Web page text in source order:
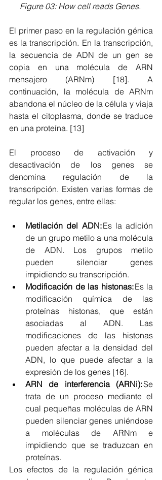
Figure 03: How cell reads Genes.
El primer paso en la regulación génica
es la transcripción. En la transcripción,
la secuencia de ADN de un gen se
copia en una molécula de ARN
mensajero (ARNm) [18]. A
continuación, la molécula de ARNm
abandona el núcleo de la célula y viaja
hasta el citoplasma, donde se traduce
en una proteína. [13]
El proceso de activación y
desactivación de los genes se
denomina regulación de la
transcripción. Existen varias formas de
regular los genes, entre ellas:
Metilación del ADN: Es la adición
de un grupo metilo a una molécula
de ADN. Los grupos metilo
pueden silenciar genes
impidiendo su transcripción.
Modificación de las histonas: Es la
modificación química de las
proteínas histonas, que están
asociadas al ADN. Las
modificaciones de las histonas
pueden afectar a la densidad del
ADN, lo que puede afectar a la
expresión de los genes [16].
ARN de interferencia (ARNi): Se
trata de un proceso mediante el
cual pequeñas moléculas de ARN
pueden silenciar genes uniéndose
a moléculas de ARNm e
impidiendo que se traduzcan en
proteínas.
Los efectos de la regulación génica